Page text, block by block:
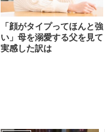
「顔がタイプってほんと強
い」母を溺愛する父を見て
実感した訳は